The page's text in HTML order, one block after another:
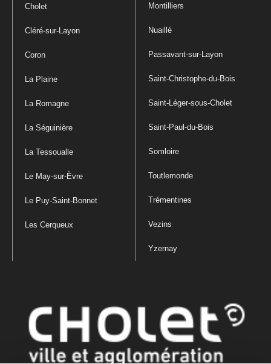
Cholet
Cléré-sur-Layon
Coron
La Plaine
La Romagne
La Séguinière
La Tessoualle
Le May-sur-Èvre
Le Puy-Saint-Bonnet
Les Cerqueux
Montilliers
Nuaillé
Passavant-sur-Layon
Saint-Christophe-du-Bois
Saint-Léger-sous-Cholet
Saint-Paul-du-Bois
Somloire
Toutlemonde
Trémentines
Vezins
Yzernay